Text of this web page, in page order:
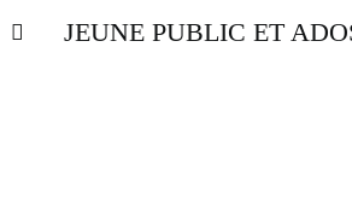
JEUNE PUBLIC ET